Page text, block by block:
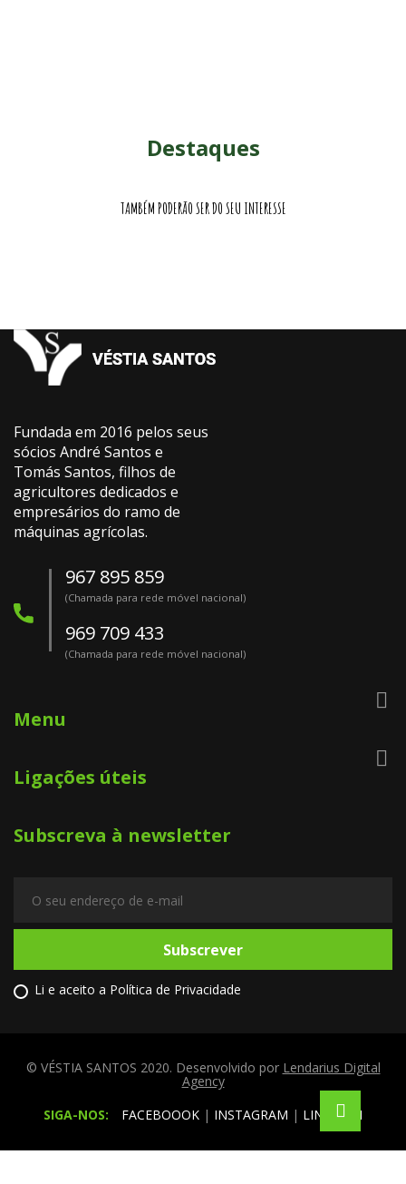
Destaques
TAMBÉM PODERÃO SER DO SEU INTERESSE
Fundada em 2016 pelos seus
sócios André Santos e
Tomás Santos, filhos de
agricultores dedicados e
empresários do ramo de
máquinas agrícolas.
967 895 859
(Chamada para rede móvel nacional)
969 709 433
(Chamada para rede móvel nacional)
Menu

Ligações úteis

Subscreva à newsletter
Subscrever
Li e aceito a Política de Privacidade
© VÉSTIA SANTOS 2020. Desenvolvido por Lendarius Digital
Agency
SIGA-NOS:
FACEBOOOK | INSTAGRAM | LINKEDIN